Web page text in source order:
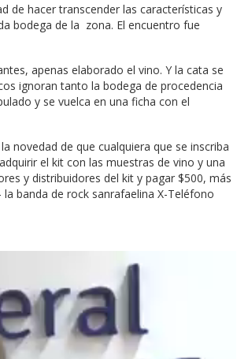
de hacer transcender las características y
bodega de la zona. El encuentro fue
apenas elaborado el vino. Y la cata se
ignoran tanto la bodega de procedencia
y se vuelca en una ficha con el
novedad de que cualquiera que se inscriba
el kit con las muestras de vino y una
y distribuidores del kit y pagar $500, más
banda de rock sanrafaelina X-Teléfono